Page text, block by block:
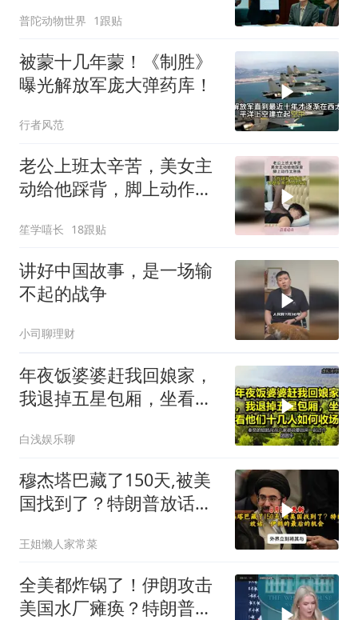
普陀动物世界 1跟贴
被蒙十几年蒙！《制胜》
曝光解放军庞大弹药库！
行者风范
老公上班太辛苦，美女主
动给他踩背，脚上动作太
笙学嘻长 18跟贴
讲好中国故事，是一场输
不起的战争
小司聊理财
年夜饭婆婆赶我回娘家，
我退掉五星包厢，坐看他
白浅娱乐聊
穆杰塔巴藏了150天,被美
国找到了？特朗普放话：
王姐懒人家常菜
全美都炸锅了！伊朗攻击
美国水厂瘫痪？特朗普却